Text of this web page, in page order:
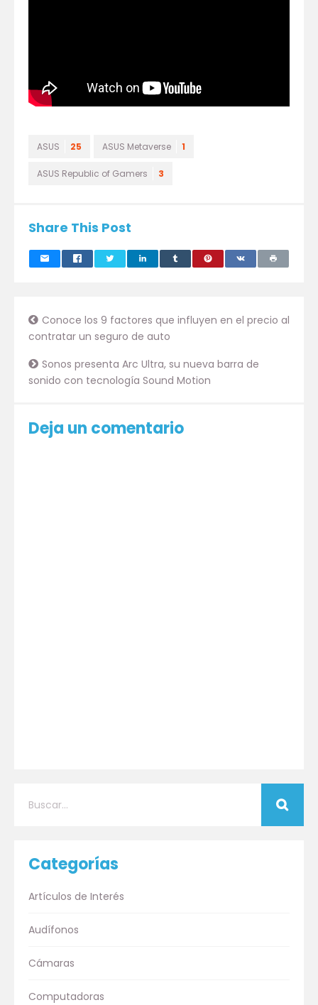
ASUS 25 ASUS Metaverse 1
ASUS Republic of Gamers 3
Share This Post
Conoce los 9 factores que influyen en el precio al
contratar un seguro de auto
Sonos presenta Arc Ultra, su nueva barra de
sonido con tecnología Sound Motion
Deja un comentario
Categorías
Artículos de Interés
Audífonos
Cámaras
Computadoras